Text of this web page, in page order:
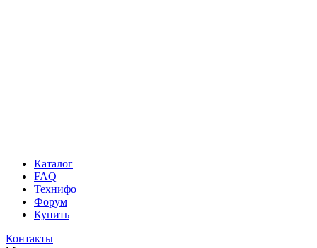
Каталог
FAQ
Технифо
Форум
Купить
Контакты